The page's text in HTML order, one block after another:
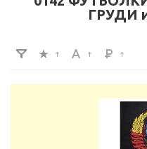
ГРУДИ